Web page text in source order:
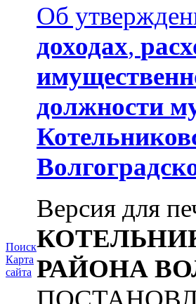
Поиск
Карта
сайта
Об
доходах,
должности
Версия для
РАЙОНА